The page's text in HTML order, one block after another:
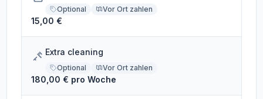
Optional Vor Ort zahlen
15,00 €
Extra cleaning
Optional Vor Ort zahlen
180,00 € pro Woche